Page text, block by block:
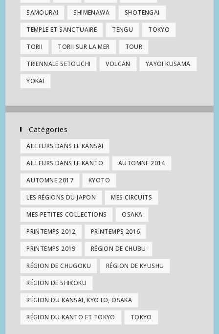
SAMOURAI SHIMENAWA SHOTENGAI
TEMPLE ET SANCTUAIRE TENGU TOKYO
TORII TORII SUR LA MER TOUR
TRIENNALE SETOUCHI VOLCAN YAYOI KUSAMA
YOKAI
Catégories
AILLEURS DANS LE KANSAI
AILLEURS DANS LE KANTO AUTOMNE 2014
AUTOMNE 2017 KYOTO
LES RÉGIONS DU JAPON MES CIRCUITS
MES PETITES COLLECTIONS OSAKA
PRINTEMPS 2012 PRINTEMPS 2016
PRINTEMPS 2019 RÉGION DE CHUBU
RÉGION DE CHUGOKU RÉGION DE KYUSHU
RÉGION DE SHIKOKU
RÉGION DU KANSAI, KYOTO, OSAKA
RÉGION DU KANTO ET TOKYO TOKYO